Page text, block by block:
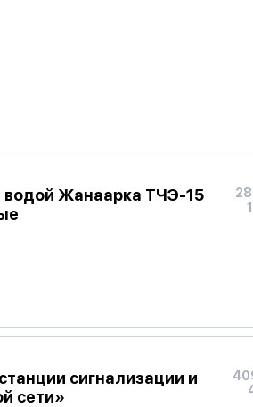
водой Жанаарка ТЧЭ-15
сигнализации и
сети»